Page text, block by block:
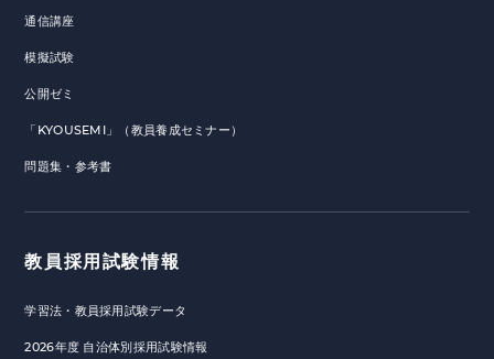
通信講座
模擬試験
公開ゼミ
「KYOUSEMI」（教員養成セミナー）
問題集・参考書
教員採用試験情報
学習法・教員採用試験データ
2026年度 自治体別採用試験情報